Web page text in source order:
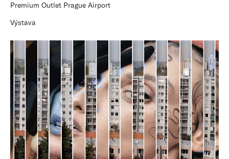
Premium Outlet Prague Airport
Výstava